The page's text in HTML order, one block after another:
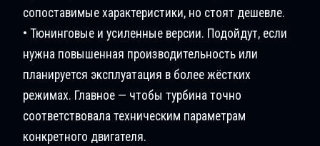
сопоставимые характеристики, но стоят дешевле.
• Тюнинговые и усиленные версии. Подойдут, если
нужна повышенная производительность или
планируется эксплуатация в более жёстких
режимах. Главное — чтобы турбина точно
соответствовала техническим параметрам
конкретного двигателя.